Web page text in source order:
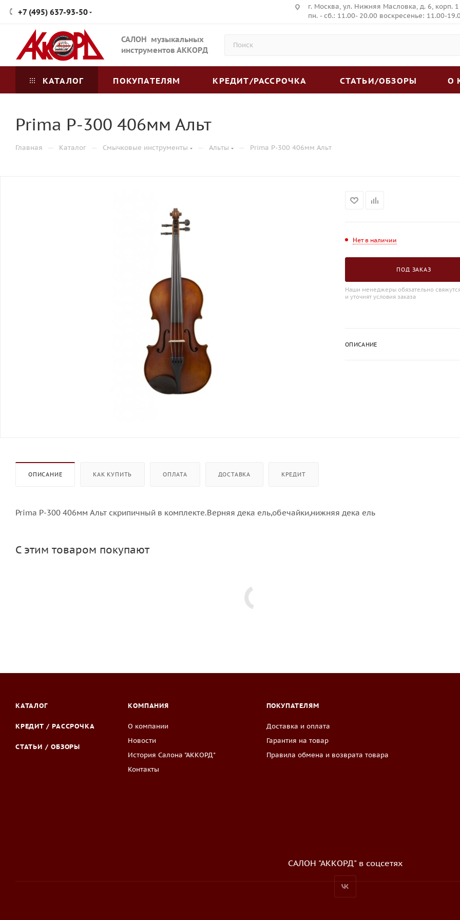
+7 (495) 637-93-50
г. Москва, ул. Нижняя Масловка, д. 6, корп. 1
пн. - сб.: 11.00- 20.00 воскресенье: 11.00-
САЛОН музыкальных
инструментов АККОРД
КАТАЛОГ ПОКУПАТЕЛЯМ КРЕДИТ/РАССРОЧКА СТАТЬИ/ОБЗОРЫ О
Prima P-300 406мм Альт
Главная — Каталог — Смычковые инструменты — Альты — Prima P-300 406мм Альт
Нет в наличии
ПОД ЗАКАЗ
Наши менеджеры обязательно
и уточнят условия заказа
ОПИСАНИЕ
ОПИСАНИЕ КАК КУПИТЬ ОПЛАТА ДОСТАВКА КРЕДИТ
Prima P-300 406мм Альт скрипичный в комплекте.Верняя дека ель,обечайки,нижняя дека ель
С этим товаром покупают
КАТАЛОГ
КРЕДИТ / РАССРОЧКА
СТАТЬИ / ОБЗОРЫ
КОМПАНИЯ
О компании
Новости
История Салона "АККОРД"
Контакты
ПОКУПАТЕЛЯМ
Доставка и оплата
Гарантия на товар
Правила обмена и возврата товара
САЛОН "АККОРД" в соцсетях